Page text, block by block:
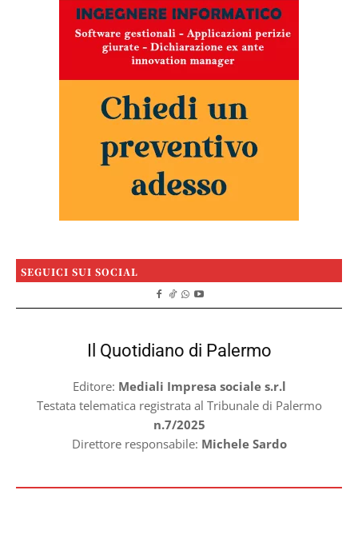
SEGUICI SUI SOCIAL
Il Quotidiano di Palermo
Editore: Mediali Impresa sociale s.r.l
Testata telematica registrata al Tribunale di Palermo
n.7/2025
Direttore responsabile: Michele Sardo